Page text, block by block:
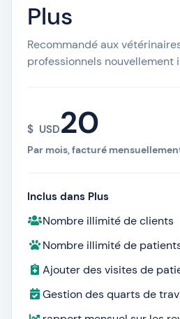
Plus
Recommandé aux
professionnels nouvellement
$ USD20
Par mois, facturé
Inclus dans Plus
Nombre illimité de clients
Nombre illimité de
Ajouter des visites de
Gestion des quarts de